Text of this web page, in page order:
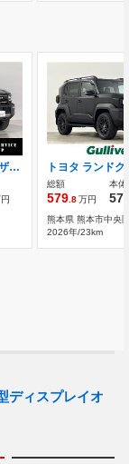
トヨタ ランドクルーザーFJ 2.7 VX 4WD 2026年NEWモデル ドライブレコーダー前後
総額
579.8万円
本体
熊本県 熊本市中央
2026年/23km
ディスプレイオ